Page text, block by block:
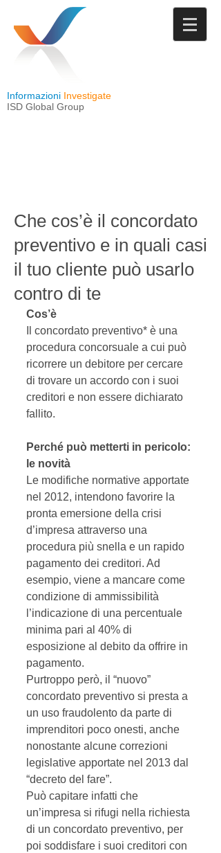
Informazioni Investigate
ISD Global Group
Che cos’è il concordato
preventivo e in quali casi
il tuo cliente può usarlo
contro di te
Cos’è
Il concordato preventivo* è una
procedura concorsuale a cui può
ricorrere un debitore per cercare
di trovare un accordo con i suoi
creditori e non essere dichiarato
fallito.
Perché può metterti in pericolo:
le novità
Le modifiche normative apportate
nel 2012, intendono favorire la
pronta emersione della crisi
d’impresa attraverso una
procedura più snella e un rapido
pagamento dei creditori. Ad
esempio, viene a mancare come
condizione di ammissibilità
l’indicazione di una percentuale
minima pari al 40% di
esposizione al debito da offrire in
pagamento.
Purtroppo però, il “nuovo”
concordato preventivo si presta a
un uso fraudolento da parte di
imprenditori poco onesti, anche
nonostante alcune correzioni
legislative apportate nel 2013 dal
“decreto del fare”.
Può capitare infatti che
un’impresa si rifugi nella richiesta
di un concordato preventivo, per
poi soddisfare i suoi creditori con